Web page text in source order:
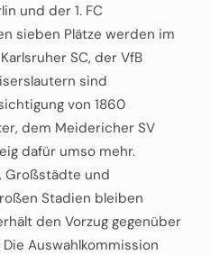
und der 1. FC
sieben Plätze werden im
SC, der VfB
sind
von 1860
dem Meidericher SV
dafür umso mehr.
Großstädte und
Stadien bleiben
den Vorzug gegenüber
Auswahlkommission